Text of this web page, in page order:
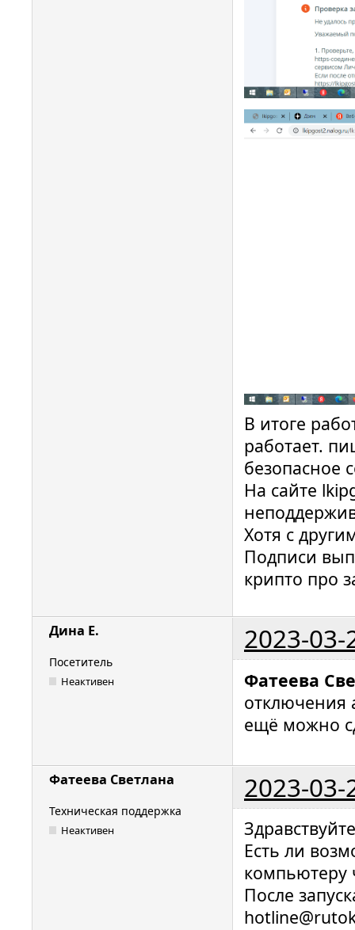
В итоге
работает.
безопасное
На сайте
Хотя с
Подписи
крипто про
Дина Е. 2023-03-
Посетитель
Неактивен
Фатеева
отключения
ещё можно
Фатеева Светлана 2023-03-
Техническая поддержка
Неактивен
Есть ли
компьютеру
После